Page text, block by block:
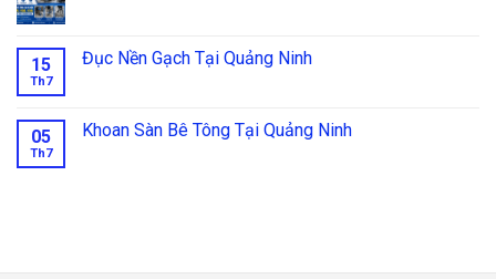
15
Th7
Đục Nền Gạch Tại Quảng Ninh
05
Th7
Khoan Sàn Bê Tông Tại Quảng Ninh